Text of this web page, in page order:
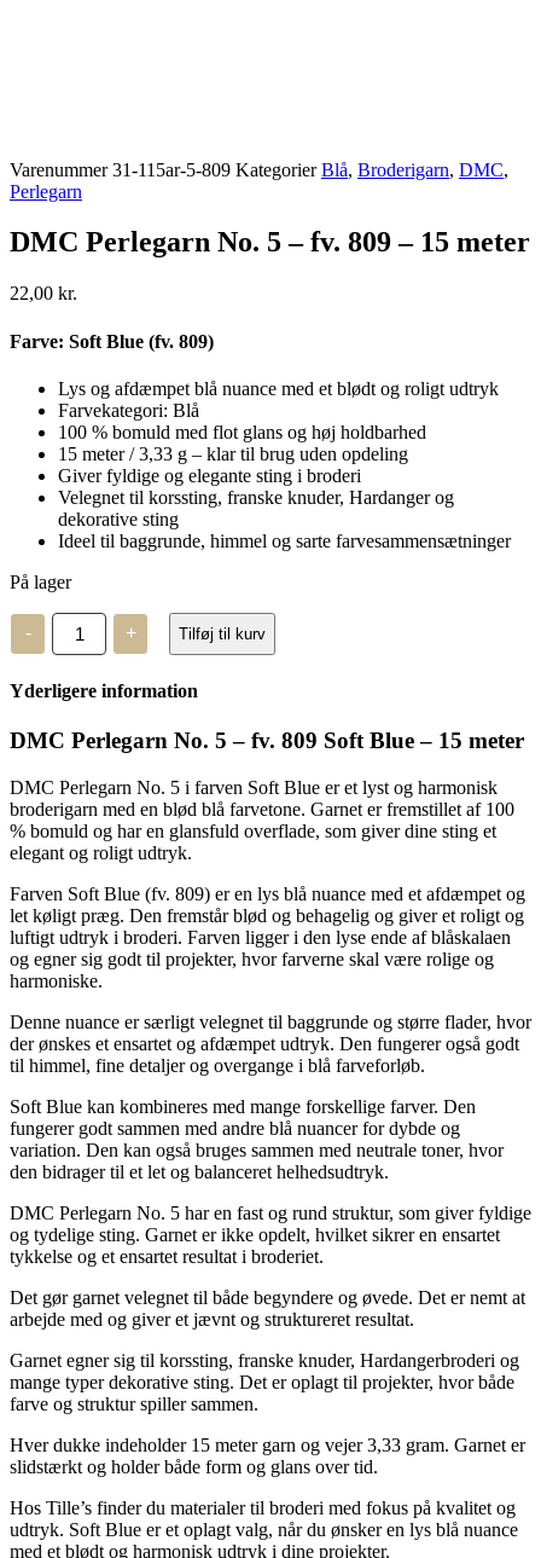
Varenummer31-115ar-5-809 Kategorier Blå, Broderigarn, DMC,
Perlegarn
DMC Perlegarn No. 5 – fv. 809 – 15 meter
22,00 kr.
Farve: Soft Blue (fv. 809)
Lys og afdæmpet blå nuance med et blødt og roligt udtryk
Farvekategori: Blå
100 % bomuld med flot glans og høj holdbarhed
15 meter / 3,33 g – klar til brug uden opdeling
Giver fyldige og elegante sting i broderi
Velegnet til korssting, franske knuder, Hardanger og
dekorative sting
Ideel til baggrunde, himmel og sarte farvesammensætninger
På lager
-
DMC
Perlegarn
No.
5
-
809
meter
antal
+ Tilføj til kurv
Yderligere information
DMC Perlegarn No. 5 – fv. 809 Soft Blue – 15 meter
DMC Perlegarn No. 5 i farven Soft Blue er et lyst og harmonisk
broderigarn med en blød blå farvetone. Garnet er fremstillet af 100
% bomuld og har en glansfuld overflade, som giver dine sting et
elegant og roligt udtryk.
Farven Soft Blue (fv. 809) er en lys blå nuance med et afdæmpet og
let køligt præg. Den fremstår blød og behagelig og giver et roligt og
luftigt udtryk i broderi. Farven ligger i den lyse ende af blåskalaen
og egner sig godt til projekter, hvor farverne skal være rolige og
harmoniske.
Denne nuance er særligt velegnet til baggrunde og større flader, hvor
der ønskes et ensartet og afdæmpet udtryk. Den fungerer også godt
til himmel, fine detaljer og overgange i blå farveforløb.
Soft Blue kan kombineres med mange forskellige farver. Den
fungerer godt sammen med andre blå nuancer for dybde og
variation. Den kan også bruges sammen med neutrale toner, hvor
den bidrager til et let og balanceret helhedsudtryk.
DMC Perlegarn No. 5 har en fast og rund struktur, som giver fyldige
og tydelige sting. Garnet er ikke opdelt, hvilket sikrer en ensartet
tykkelse og et ensartet resultat i broderiet.
Det gør garnet velegnet til både begyndere og øvede. Det er nemt at
arbejde med og giver et jævnt og struktureret resultat.
Garnet egner sig til korssting, franske knuder, Hardangerbroderi og
mange typer dekorative sting. Det er oplagt til projekter, hvor både
farve og struktur spiller sammen.
Hver dukke indeholder 15 meter garn og vejer 3,33 gram. Garnet er
slidstærkt og holder både form og glans over tid.
Hos Tille’s finder du materialer til broderi med fokus på kvalitet og
udtryk. Soft Blue er et oplagt valg, når du ønsker en lys blå nuance
med et blødt og harmonisk udtryk i dine projekter.